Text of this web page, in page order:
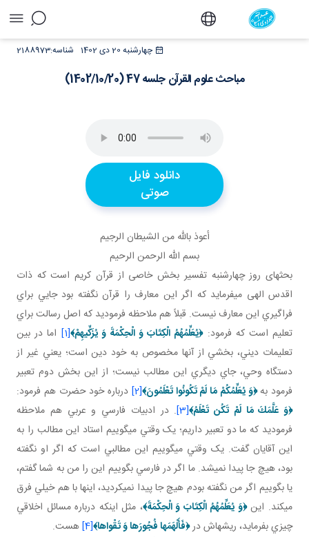
مباحث علوم القرآن جلسه 47 (1402/10/20) - دفترچهارشنبه 20 دی 1402 2188973شناسه:
مباحث علوم القرآن جلسه 47 (1402/10/20)
دانلود فایل
صوتی
أعوذ بالله من الشيطان الرجيم
بسم الله الرحمن الرحيم
بحث­های روز چهارشنبه تفسير بخش خاصی از قرآن کريم است که ذات
اقدس الهی می­فرمايد که اگر اين معارف را قرآن نگفته بود جايي براي
فراگيري اين معارف نيست. قبلاً هم ملاحظه فرموديد که اصل رسالت براي
تعليم است که فرمود:﴿يُعَلِّمُهُمُ الْكِتَابَ وَ الْحِكْمَةَ وَ يُزَكِّيهِمْ﴾[1]
اما در بين
تعليمات ديني، بخشي از آنها مخصوص به خود دين است؛ يعني غير از
دستگاه وحي، جاي ديگري اين مطالب نيست؛ از اين بخش دوم تعبير
فرمود به﴿وَ يُعَلِّمُكُمْ مَا لَمْ تَكُونُوا تَعْلَمُونَ﴾[2]
درباره خود حضرت هم فرمود:
﴿وَ عَلَّمَكَ مَا لَمْ تَكُن تَعْلَمُ﴾[3] . در ادبيات فارسي و عربي هم ملاحظه
فرموديد که ما دو تعبير داريم؛ يک وقتي مي گوييم استاد اين مطالب را به
اين آقايان گفت. يک وقتي مي گوييم اين مطالبي است که اگر او نگفته
بود، هيچ جا پيدا نمي شد. ما اگر در فارسي بگوييم اين را من به شما گفتم،
يا بگوييم اگر من نگفته بودم هيچ جا پيدا نمي کرديد، اين­ها با هم خيلي فرق
مي کند. اين﴿وَ يُعَلِّمُهُمُ الْكِتَابَ وَ الْحِكْمَةَ﴾، مثل اينکه درباره مسائل اخلاقي
چيزي بفرمايد، ريشه اش در﴿فَأَلْهَمَها فُجُورَها وَ تَقْواها﴾[4]
هست.